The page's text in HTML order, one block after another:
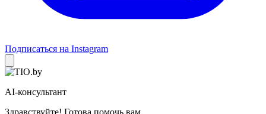
Подписаться на Instagram
AI-консультант
Здравствуйте! Готова помочь вам.